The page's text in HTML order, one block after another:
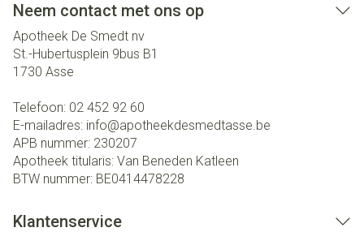
Neem contact met ons op
Apotheek De Smedt nv
St.-Hubertusplein 9bus B1
1730 Asse
Telefoon: 02 452 92 60
E-mailadres: info@apotheekdesmedtasse.be
APB nummer: 230207
Apotheek titularis: Van Beneden Katleen
BTW nummer: BE0414478228
Klantenservice